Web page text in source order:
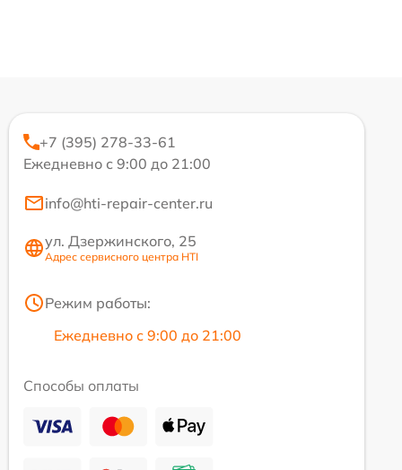
+7 (395) 278-33-61
Ежедневно с 9:00 до 21:00
info@hti-repair-center.ru
ул. Дзержинского, 25
Адрес сервисного центра HTI
Режим работы:
Ежедневно с 9:00 до 21:00
Способы оплаты